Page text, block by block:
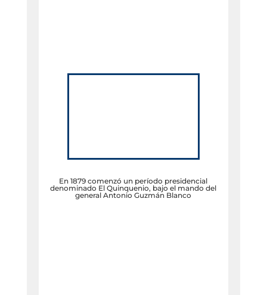
En 1879 comenzó un período presidencial
denominado El Quinquenio, bajo el mando del
general Antonio Guzmán Blanco